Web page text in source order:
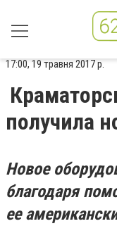
17:00, 19 травня 2017 р.
получила
Новое
благодаря
ее